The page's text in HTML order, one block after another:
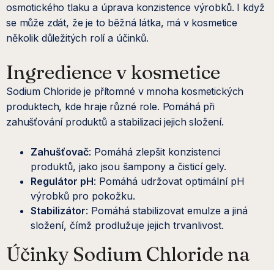
osmotického tlaku a úprava konzistence výrobků. I když
se může zdát, že je to běžná látka, má v kosmetice
několik důležitých rolí a účinků.
Ingredience v kosmetice
Sodium Chloride je přítomné v mnoha kosmetických
produktech, kde hraje různé role. Pomáhá při
zahušťování produktů a stabilizaci jejich složení.
Zahušťovač: Pomáhá zlepšit konzistenci
produktů, jako jsou šampony a čisticí gely.
Regulátor pH: Pomáhá udržovat optimální pH
výrobků pro pokožku.
Stabilizátor: Pomáhá stabilizovat emulze a jiná
složení, čímž prodlužuje jejich trvanlivost.
Účinky Sodium Chloride na